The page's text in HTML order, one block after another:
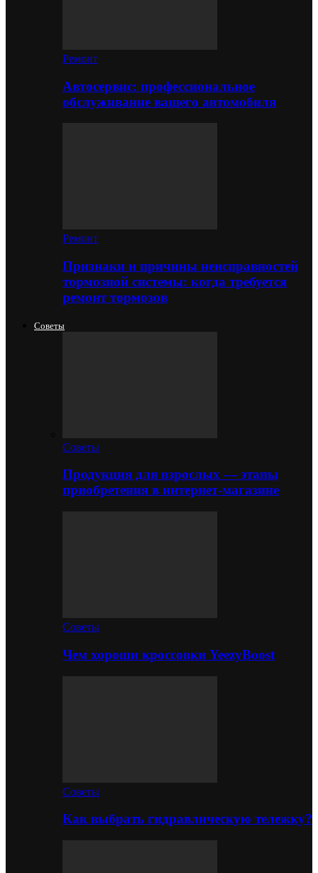
Ремонт
Автосервис: профессиональное
обслуживание вашего автомобиля
Ремонт
Признаки и причины неисправностей
тормозной системы: когда требуется
ремонт тормозов
Советы
Советы
Продукция для взрослых — этапы
приобретения в интернет-магазине
Советы
Чем хороши кроссовки YeezyBoost
Советы
Как выбрать гидравлическую тележку?